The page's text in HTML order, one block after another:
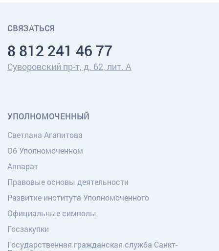
СВЯЗАТЬСЯ
8 812 241 46 77
Суворовский пр-т, д. 62, лит. А
УПОЛНОМОЧЕННЫЙ
Светлана Агапитова
Об Уполномоченном
Аппарат
Правовые основы деятельности
Развитие института Уполномоченного
Официальные символы
Госзакупки
Государственная гражданская служба Санкт-